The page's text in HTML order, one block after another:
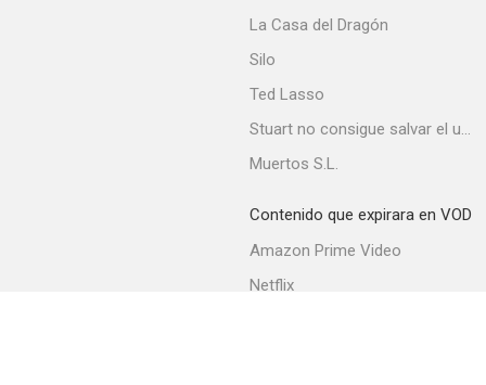
La Casa del Dragón
Silo
Ted Lasso
Stuart no consigue salvar el universo
Muertos S.L.
Contenido que expirara en VOD
Amazon Prime Video
Netflix